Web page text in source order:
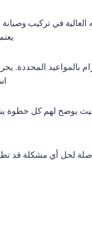
في تركيب
بالمواعيد
يوضح لهم كل خطوة
لحل أي مشكلة قد